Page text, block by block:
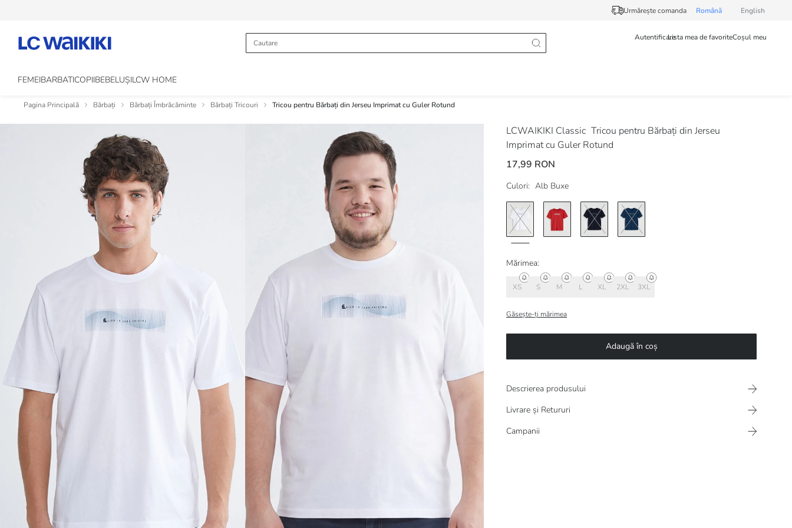
Urmărește comanda Românã English
AutentificareLista mea de favoriteCoșul meu
FEMEIBARBATICOPIIBEBELUȘILCW HOME
Pagina Principală Bărbați Bărbați Îmbrăcăminte Bărbați Tricouri Tricou pentru Bărbați din Jerseu Imprimat cu Guler Rotund
LCWAIKIKI Classic Tricou pentru Bărbați din Jerseu
Imprimat cu Guler Rotund
17,99 RON
Culori: Alb Buxe
Mărimea:
XS S M L XL 2XL 3XL
Găsește-ți mărimea
Adaugă în coș
Descrierea produsului
Livrare și Retururi
Campanii